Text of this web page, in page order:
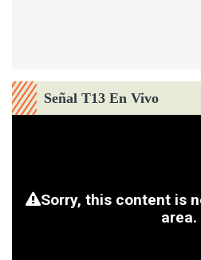
Señal T13 En Vivo